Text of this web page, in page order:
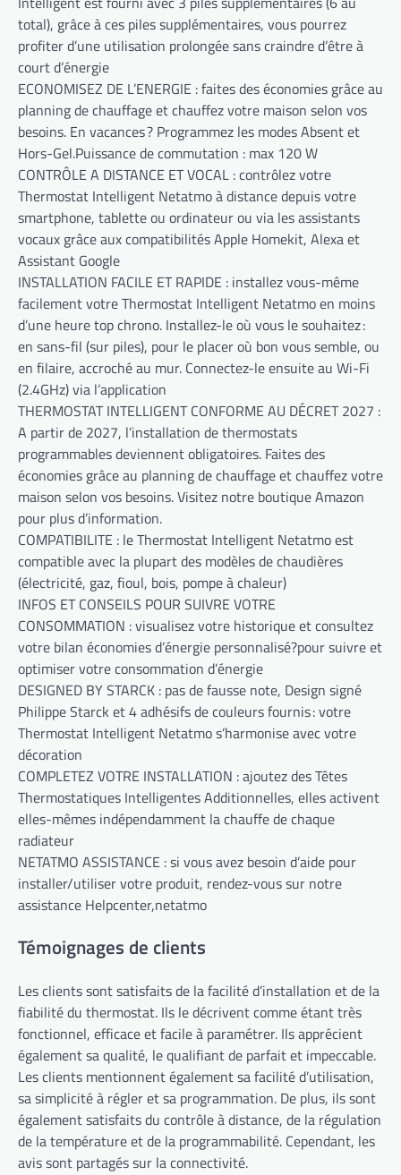
total), grâce à ces piles supplémentaires, vous pourrez
profiter d’une utilisation prolongée sans craindre d’être à
court d’énergie
ECONOMISEZ DE L’ENERGIE : faites des économies grâce au
planning de chauffage et chauffez votre maison selon vos
besoins. En vacances ? Programmez les modes Absent et
Hors-Gel.Puissance de commutation : max 120 W
CONTRÔLE A DISTANCE ET VOCAL : contrôlez votre
Thermostat Intelligent Netatmo à distance depuis votre
smartphone, tablette ou ordinateur ou via les assistants
vocaux grâce aux compatibilités Apple Homekit, Alexa et
Assistant Google
INSTALLATION FACILE ET RAPIDE : installez vous-même
facilement votre Thermostat Intelligent Netatmo en moins
d’une heure top chrono. Installez-le où vous le souhaitez :
en sans-fil (sur piles), pour le placer où bon vous semble, ou
en filaire, accroché au mur. Connectez-le ensuite au Wi-Fi
(2.4GHz) via l’application
THERMOSTAT INTELLIGENT CONFORME AU DÉCRET 2027 :
A partir de 2027, l’installation de thermostats
programmables deviennent obligatoires. Faites des
économies grâce au planning de chauffage et chauffez votre
maison selon vos besoins. Visitez notre boutique Amazon
pour plus d’information.
COMPATIBILITE : le Thermostat Intelligent Netatmo est
compatible avec la plupart des modèles de chaudières
(électricité, gaz, fioul, bois, pompe à chaleur)
INFOS ET CONSEILS POUR SUIVRE VOTRE
CONSOMMATION : visualisez votre historique et consultez
votre bilan économies d’énergie personnalisé?pour suivre et
optimiser votre consommation d’énergie
DESIGNED BY STARCK : pas de fausse note, Design signé
Philippe Starck et 4 adhésifs de couleurs fournis : votre
Thermostat Intelligent Netatmo s’harmonise avec votre
décoration
COMPLETEZ VOTRE INSTALLATION : ajoutez des Têtes
Thermostatiques Intelligentes Additionnelles, elles activent
elles-mêmes indépendamment la chauffe de chaque
radiateur
NETATMO ASSISTANCE : si vous avez besoin d’aide pour
installer/utiliser votre produit, rendez-vous sur notre
assistance Helpcenter,netatmo
Témoignages de clients
Les clients sont satisfaits de la facilité d’installation et de la
fiabilité du thermostat. Ils le décrivent comme étant très
fonctionnel, efficace et facile à paramétrer. Ils apprécient
également sa qualité, le qualifiant de parfait et impeccable.
Les clients mentionnent également sa facilité d’utilisation,
sa simplicité à régler et sa programmation. De plus, ils sont
également satisfaits du contrôle à distance, de la régulation
de la température et de la programmabilité. Cependant, les
avis sont partagés sur la connectivité.